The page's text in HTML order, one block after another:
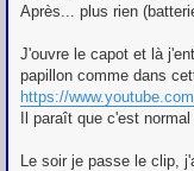
Après... plus rien
J'ouvre le capot et là
papillon comme dans
https://
Il paraît que c'est
Le soir je passe le clip,